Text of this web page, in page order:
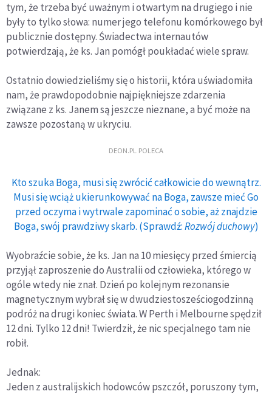
tym, że trzeba być uważnym i otwartym na drugiego i nie
były to tylko słowa: numer jego telefonu komórkowego był
publicznie dostępny. Świadectwa internautów
potwierdzają, że ks. Jan pomógł poukładać wiele spraw.
Ostatnio dowiedzieliśmy się o historii, która uświadomiła
nam, że prawdopodobnie najpiękniejsze zdarzenia
związane z ks. Janem są jeszcze nieznane, a być może na
zawsze pozostaną w ukryciu.
DEON.PL POLECA
Kto szuka Boga, musi się zwrócić całkowicie do wewnątrz.
Musi się wciąż ukierunkowywać na Boga, zawsze mieć Go
przed oczyma i wytrwale zapominać o sobie, aż znajdzie
Boga, swój prawdziwy skarb. (Sprawdź:Rozwój duchowy)
Wyobraźcie sobie, że ks. Jan na 10 miesięcy przed śmiercią
przyjął zaproszenie do Australii od człowieka, którego w
ogóle wtedy nie znał. Dzień po kolejnym rezonansie
magnetycznym wybrał się w dwudziestosześciogodzinną
podróż na drugi koniec świata. W Perth i Melbourne spędził
12 dni. Tylko 12 dni! Twierdził, że nic specjalnego tam nie
robił.
Jednak:
Jeden z australijskich hodowców pszczół, poruszony tym,